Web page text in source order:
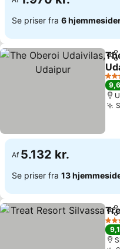
Se priser fra 6
Del
5
9,6
Af 5.132 kr.
Se priser fra 13
Del
3
9,1